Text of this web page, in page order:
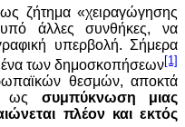
ζήτημα «χειραγώγησης
άλλες συνθήκες, να
υπερβολή. Σήμερα
των δημοσκοπήσεων[1]
θεσμών, αποκτά
ως συμπύκνωση μιας
πλέον και εκτός